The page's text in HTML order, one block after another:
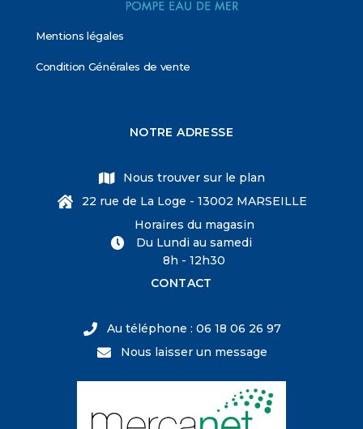
Mentions légales
Condition Générales de vente
NOTRE ADRESSE
Nous trouver sur le plan
22 rue de La Loge - 13002 MARSEILLE
Horaires du magasin
Du Lundi au samedi
8h - 12h30
CONTACT
Au téléphone : 06 18 06 26 97
Nous laisser un message